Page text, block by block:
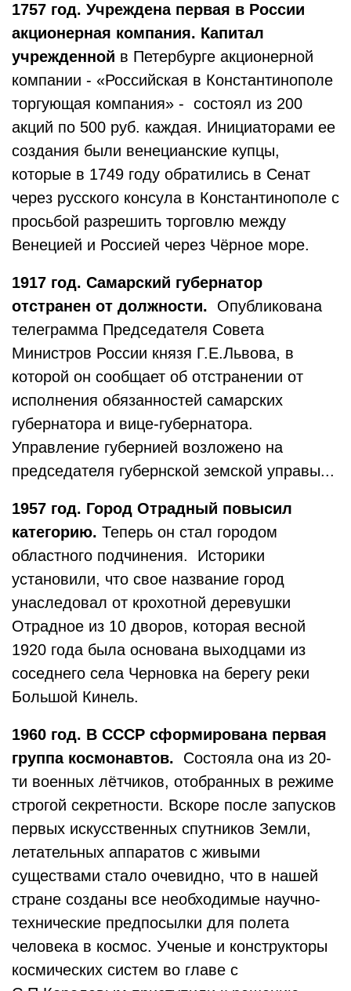
1757 год. Учреждена первая в России
акционерная компания. Капитал
учрежденной в Петербурге акционерной
компании - «Российская в Константинополе
торгующая компания» - состоял из 200
акций по 500 руб. каждая. Инициаторами ее
создания были венецианские купцы,
которые в 1749 году обратились в Сенат
через русского консула в Константинополе с
просьбой разрешить торговлю между
Венецией и Россией через Чёрное море.
1917 год. Самарский губернатор
отстранен от должности.
Опубликована
телеграмма Председателя Совета
Министров России князя Г.Е.Львова, в
которой он сообщает об отстранении от
исполнения обязанностей самарских
губернатора и вице-губернатора.
Управление губернией возложено на
председателя губернской земской управы...
1957 год. Город Отрадный повысил
категорию. Теперь он стал городом
областного подчинения. Историки
установили, что свое название город
унаследовал от крохотной деревушки
Отрадное из 10 дворов, которая весной
1920 года была основана выходцами из
соседнего села Черновка на берегу реки
Большой Кинель.
1960 год. В СССР сформирована первая
группа космонавтов. Состояла она из 20-
ти военных лётчиков, отобранных в режиме
строгой секретности. Вскоре после запусков
первых искусственных спутников Земли,
летательных аппаратов с живыми
существами стало очевидно, что в нашей
стране созданы все необходимые научно-
технические предпосылки для полета
человека в космос. Ученые и конструкторы
космических систем во главе с